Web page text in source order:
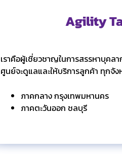
Agility
เราคือผู้เชี่ยวชาญในการสรรหาบุคล
ศูนย์จะดูแลและให้บริการลูกค้า ทุกจั
ภาคกลาง กรุงเทพมหานคร
ภาคตะวันออก ชลบุรี